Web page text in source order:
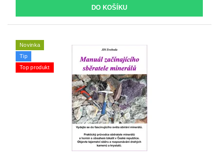
Novinka
Tip
Top produkt